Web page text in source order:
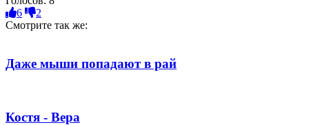
6
2
Смотрите так же:
Даже мыши попадают в рай
Костя - Вера